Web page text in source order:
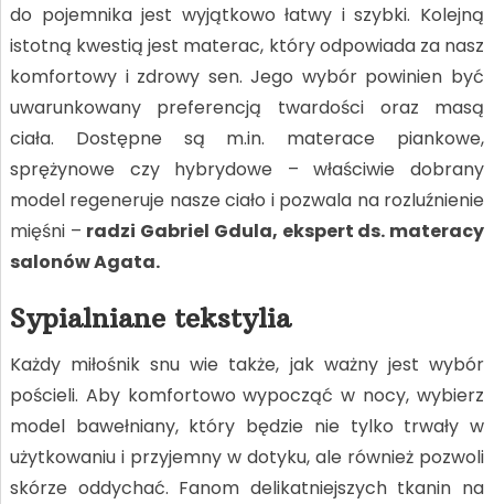
do pojemnika jest wyjątkowo łatwy i szybki. Kolejną
istotną kwestią jest materac, który odpowiada za nasz
komfortowy i zdrowy sen. Jego wybór powinien być
uwarunkowany preferencją twardości oraz masą
ciała. Dostępne są m.in. materace piankowe,
sprężynowe czy hybrydowe – właściwie dobrany
model regeneruje nasze ciało i pozwala na rozluźnienie
mięśni – radzi Gabriel Gdula, ekspert ds. materacy
salonów Agata.
Sypialniane tekstylia
Każdy miłośnik snu wie także, jak ważny jest wybór
pościeli. Aby komfortowo wypocząć w nocy, wybierz
model bawełniany, który będzie nie tylko trwały w
użytkowaniu i przyjemny w dotyku, ale również pozwoli
skórze oddychać. Fanom delikatniejszych tkanin na